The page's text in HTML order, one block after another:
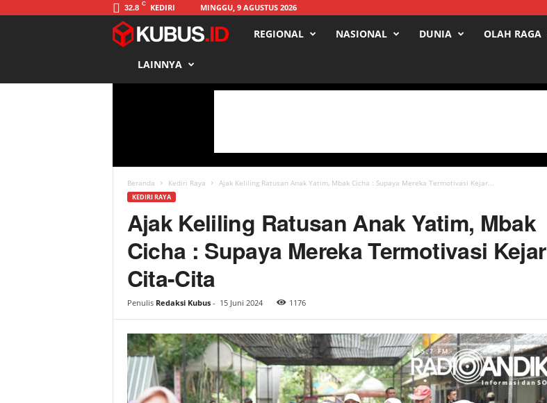
32.8 C KEDIRI MINGGU, 9 AGUSTUS 2026
s
REGIONAL NASIONAL DUNIA OLAH RAGA
LAINNYA
Beranda Kediri Raya Ajak Keliling Ratusan Anak Yatim, Mbak Cicha : Supaya Mereka Termotivasi Kejar...
KEDIRI RAYA
Ajak Keliling Ratusan Anak Yatim, Mbak
Cicha : Supaya Mereka Termotivasi Kejar
Cita-Cita
Penulis Redaksi Kubus- 15 Juni 2024 1176